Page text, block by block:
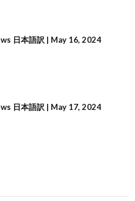
日本語訳 | May 16, 2024
日本語訳 | May 17, 2024